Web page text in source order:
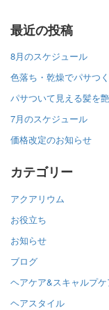
最近の投稿
8月のスケジュール
色落ち・乾燥でパサつ
パサついて見える髪を
7月のスケジュール
価格改定のお知らせ
カテゴリー
アクアリウム
お役立ち
お知らせ
ブログ
ヘアケア&スキャルプケ
ヘアスタイル